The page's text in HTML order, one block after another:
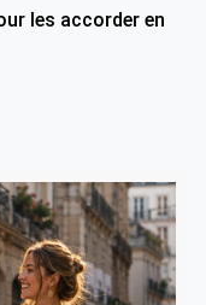
les accorder en